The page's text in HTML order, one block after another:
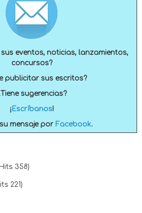
eventos, noticias, lanzamientos,
concursos?
publicitar sus escritos?
sugerencias?
¡ Escríbanos!
mensaje por Facebook.
358)
221)